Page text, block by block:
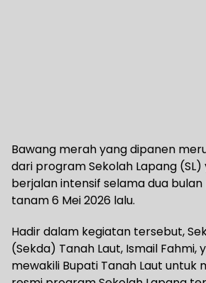
Bawang merah yang dipanen
dari program Sekolah Lapang (SL)
berjalan intensif selama dua
tanam 6 Mei 2026 lalu.
Hadir dalam kegiatan tersebut,
(Sekda) Tanah Laut, Ismail Fahmi,
mewakili Bupati Tanah Laut untuk